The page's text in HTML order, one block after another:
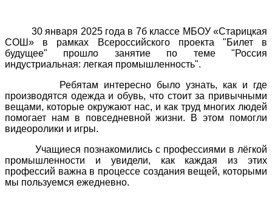
30 января 2025 года в 7б классе МБОУ «Старицкая
СОШ» в рамках Всероссийского проекта "Билет в
будущее" прошло занятие по теме "Россия
индустриальная: легкая промышленность".
Ребятам интересно было узнать, как и где
производятся одежда и обувь, что стоит за привычными
вещами, которые окружают нас, и как труд многих людей
помогает нам в повседневной жизни. В этом помогли
видеоролики и игры.
Учащиеся познакомились с профессиями в лёгкой
промышленности и увидели, как каждая из этих
профессий важна в процессе создания вещей, которыми
мы пользуемся ежедневно.